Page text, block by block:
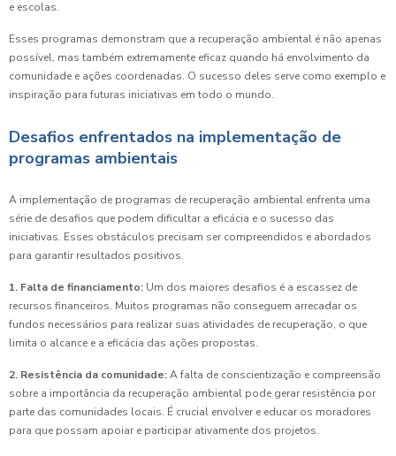
e escolas.
Esses programas demonstram que a recuperação ambiental é não apenas
possível, mas também extremamente eficaz quando há envolvimento da
comunidade e ações coordenadas. O sucesso deles serve como exemplo e
inspiração para futuras iniciativas em todo o mundo.
Desafios enfrentados na implementação de
programas ambientais
A implementação de programas de recuperação ambiental enfrenta uma
série de desafios que podem dificultar a eficácia e o sucesso das
iniciativas. Esses obstáculos precisam ser compreendidos e abordados
para garantir resultados positivos.
1. Falta de financiamento: Um dos maiores desafios é a escassez de
recursos financeiros. Muitos programas não conseguem arrecadar os
fundos necessários para realizar suas atividades de recuperação, o que
limita o alcance e a eficácia das ações propostas.
2. Resistência da comunidade:A falta de conscientização e compreensão
sobre a importância da recuperação ambiental pode gerar resistência por
parte das comunidades locais. É crucial envolver e educar os moradores
para que possam apoiar e participar ativamente dos projetos.